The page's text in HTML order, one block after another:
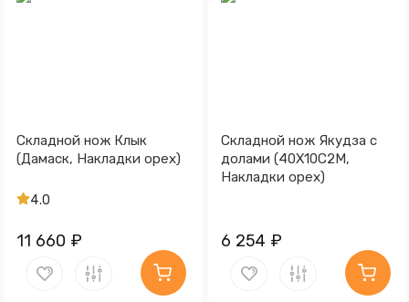
Складной нож Клык
(Дамаск, Накладки орех)
4.0
11 660 ₽
Складной нож Якудза с
долами (40Х10С2М,
Накладки орех)
6 254 ₽